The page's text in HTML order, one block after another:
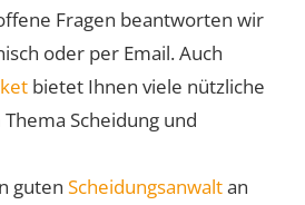
Fragen beantworten wir
oder per Email. Auch
bietet Ihnen viele nützliche
Scheidung und
guten Scheidungsanwaltan